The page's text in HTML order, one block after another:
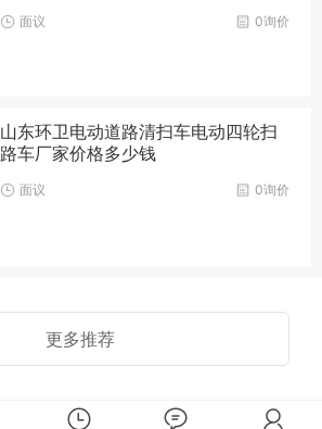
0询价
面议
山东环卫电动道路清扫车电动四轮扫
路车厂家价格多少钱
0询价
面议
更多推荐